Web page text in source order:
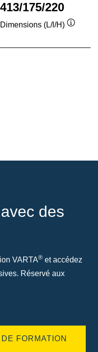
413/175/220
Dimensions (L/l/H)
des
VARTA® et accédez
Réservé aux
FORMATION